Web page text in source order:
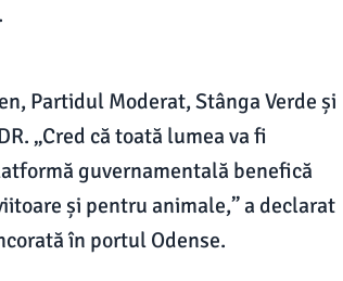
Partidul Moderat, Stânga Verde și
„Cred că toată lumea va fi
guvernamentală benefică
și pentru animale,” a declarat
în portul Odense.